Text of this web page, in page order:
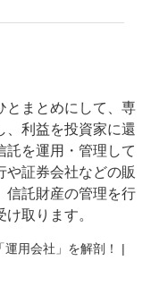
とまとめにして、専
、利益を投資家に還
託を運用・管理して
や証券会社などの販
信託財産の管理を行
取ります。
運用会社」を解剖！ |